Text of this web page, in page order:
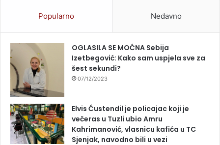
Popularno Nedavno
OGLASILA SE MOĆNA Sebija
Izetbegović: Kako sam uspjela sve za
šest sekundi?
07/12/2023
Elvis Ćustendil je policajac koji je
večeras u Tuzli ubio Amru
Kahrimanović, vlasnicu kafića u TC
Sjenjak, navodno bili u vezi